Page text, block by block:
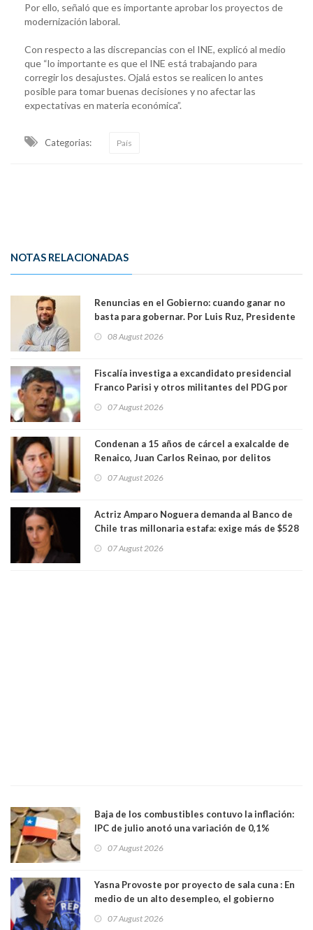
Por ello, señaló que es importante aprobar los proyectos de
modernización laboral.
Con respecto a las discrepancias con el INE, explicó al medio
que “lo importante es que el INE está trabajando para
corregir los desajustes. Ojalá estos se realicen lo antes
posible para tomar buenas decisiones y no afectar las
expectativas en materia económica”.
Categorias: País
NOTAS RELACIONADAS
Renuncias en el Gobierno: cuando ganar no
basta para gobernar. Por Luis Ruz, Presidente
08 August 2026
Fiscalía investiga a excandidato presidencial
Franco Parisi y otros militantes del PDG por
07 August 2026
Condenan a 15 años de cárcel a exalcalde de
Renaico, Juan Carlos Reinao, por delitos
07 August 2026
Actriz Amparo Noguera demanda al Banco de
Chile tras millonaria estafa: exige más de $528
07 August 2026
Baja de los combustibles contuvo la inflación:
IPC de julio anotó una variación de 0,1%
07 August 2026
Yasna Provoste por proyecto de sala cuna : En
medio de un alto desempleo, el gobierno
07 August 2026